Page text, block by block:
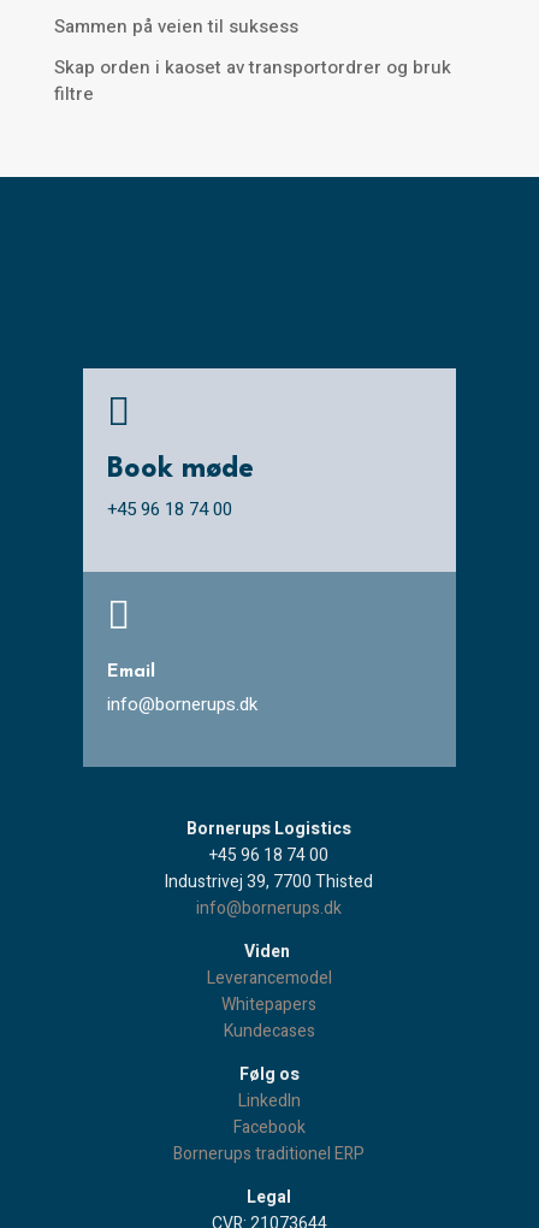
Sammen på veien til suksess
Skap orden i kaoset av transportordrer og bruk
filtre

Book møde
+45 96 18 74 00

Email
info@bornerups.dk
Bornerups Logistics
+45 96 18 74 00
Industrivej 39, 7700 Thisted
info@bornerups.dk
Viden
Leverancemodel
Whitepapers
Kundecases
Følg os
LinkedIn
Facebook
Bornerups traditionel ERP
Legal